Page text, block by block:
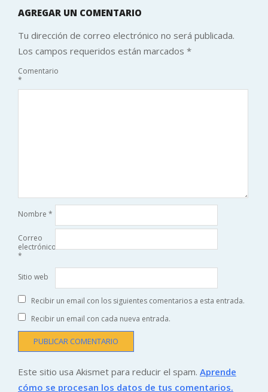
AGREGAR UN COMENTARIO
Tu dirección de correo electrónico no será publicada.
Los campos requeridos están marcados *
Comentario
*
Nombre *
Correo
electrónico
*
Sitio web
Recibir un email con los siguientes comentarios a esta entrada.
Recibir un email con cada nueva entrada.
Este sitio usa Akismet para reducir el spam. Aprende
cómo se procesan los datos de tus comentarios.